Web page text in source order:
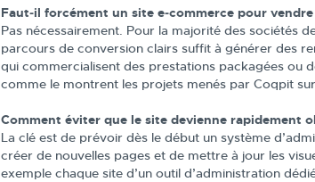
Faut‑il forcément un site e‑commerce pour
Pas nécessairement. Pour la majorité des sociétés
parcours de conversion clairs suffit à générer des
qui commercialisent des prestations packagées ou
comme le montrent les projets menés par Coqpit
Comment éviter que le site devienne rapidement
La clé est de prévoir dès le début un système
créer de nouvelles pages et de mettre à jour les
exemple chaque site d’un outil d’administration